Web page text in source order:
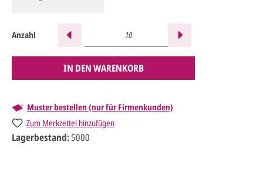
Anzahl
IN DEN WARENKORB
Muster bestellen (nur für Firmenkunden)
Zum Merkzettel hinzufügen
Lagerbestand:5000